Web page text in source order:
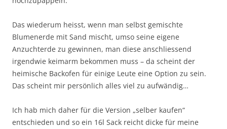
Das wiederum heisst, wenn man selbst gemischte
Blumenerde mit Sand mischt, umso seine eigene
Anzuchterde zu gewinnen, man diese anschliessend
irgendwie keimarm bekommen muss – da scheint der
heimische Backofen für einige Leute eine Option zu sein.
Das scheint mir persönlich alles viel zu aufwändig…
Ich hab mich daher für die Version „selber kaufen“
entschieden und so ein 16l Sack reicht dicke für meine